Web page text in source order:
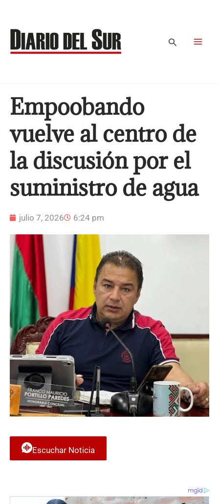
contenido
Buscar
Empoobando
vuelve al centro de
la discusión por el
suministro de agua
julio 7, 2026 6:24 pm
Escuchar Noticia